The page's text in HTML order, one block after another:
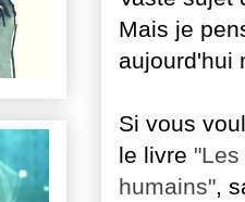
Mais je
aujourd'hui
Si vous
le livre "
humains",